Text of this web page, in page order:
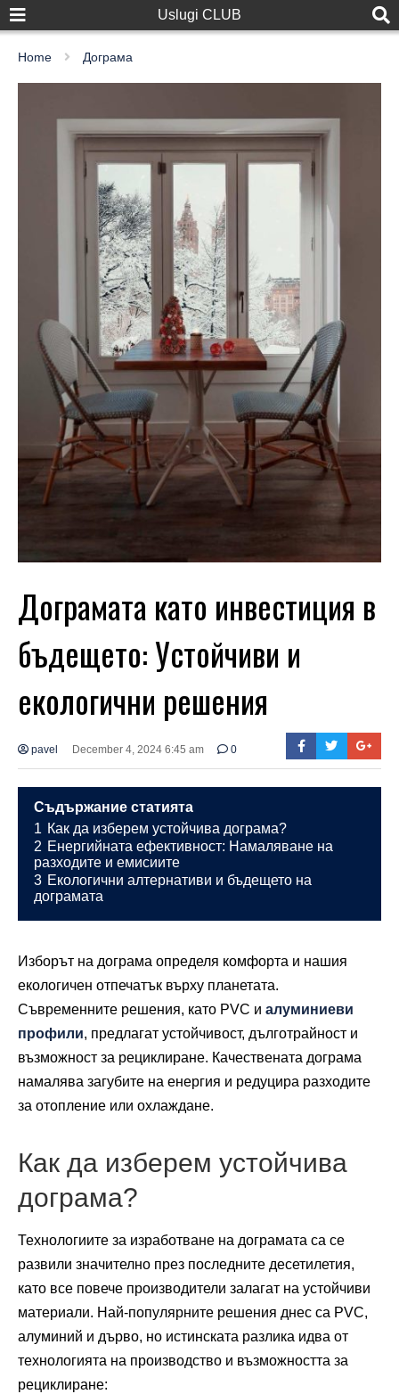
Uslugi CLUB
Home Дограма
Дограмата като инвестиция в
бъдещето: Устойчиви и
екологични решения
pavel December 4, 2024 6:45 am 0
Съдържание статията
1 Как да изберем устойчива дограма?
2 Енергийната ефективност: Намаляване на
разходите и емисиите
3 Екологични алтернативи и бъдещето на
дограмата
Изборът на дограма определя комфорта и нашия
екологичен отпечатък върху планетата.
Съвременните решения, като PVC и алуминиеви
профили, предлагат устойчивост, дълготрайност и
възможност за рециклиране. Качествената дограма
намалява загубите на енергия и редуцира разходите
за отопление или охлаждане.
Как да изберем устойчива
дограма?
Технологиите за изработване на дограмата са се
развили значително през последните десетилетия,
като все повече производители залагат на устойчиви
материали. Най-популярните решения днес са PVC,
алуминий и дърво, но истинската разлика идва от
технологията на производство и възможността за
рециклиране: